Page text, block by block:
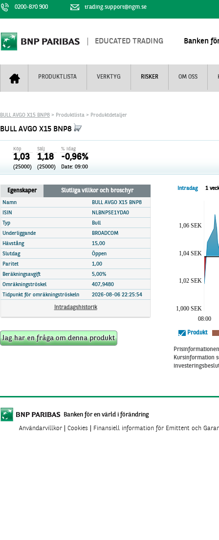
0200-870 900 trading.support@ngm.se
EDUCATED TRADING Banken
PRODUKTLISTA VERKTYG RISKER OM OSS
Mini Futures
Unlimited Turbos
Nya produkter
Stoppade & förfallna produkter
Utsålda produkter
Nyhestbrev+
Realtidskurser
Knock-plocken
Kunskapscentra+
Hur handlar jag
Marknadsöversikt
Finansiell information
BULL AVGO X15 BNP8 > Produktlista > Produktdetaljer
BULL AVGO X15 BNP8
Köp
1,03
(25000)
Sälj
1,18
(25000)
% idag
-0,96%
Date: 09:00
Egenskaper Slutliga villkor och broschyr
Namn
BULL AVGO X15 BNP8
ISIN
NLBNPSE1YDA0
Typ
Bull
Underliggande
BROADCOM
Hävstång
15,00
Slutdag
Öppen
Paritet
1,00
Beräkningsavgift
5,00%
Omräkningströskel
407,9480
Tidpunkt för omräkningströskeln
2026-08-06 22:25:54
Intradagshistorik
Intradag 1
1,000 SEK
1,02 SEK
1,04 SEK
1,06 SEK
08:00
Produkt
Kursinformation
Banken för en värld i förändring
Användarvillkor Cookies Finansiell information för Emittent och